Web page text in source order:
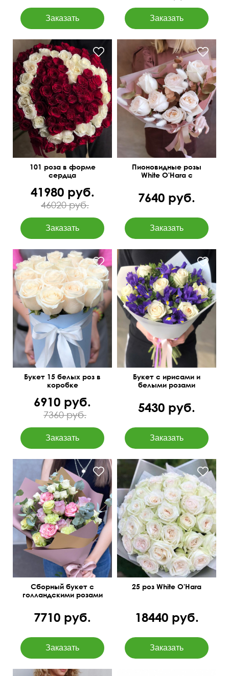
I love you
101 роза в форме
сердца
41980 руб.
46020 руб.
С позолоченным
эвкалиптом
Пионовидные розы
White O'Hara с
7640 руб.
Букет 15 белых роз в
коробке
6910 руб.
7360 руб.
50 см 40 см
Букет с ирисами и
белыми розами
5430 руб.
Диантусы, декор, зелень
Сборный букет с
голландскими розами
7710 руб.
Крупный махровый бутон
25 роз White O'Hara
18440 руб.